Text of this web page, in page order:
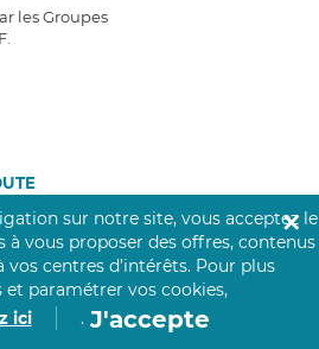
les Groupes
? Click&Care vous accompagne par
sur notre site, vous acceptez le
à vous proposer des offres, contenus
vos centres d’intérêts. Pour plus
et paramétrer vos cookies,
ici
. J'accepte
✕